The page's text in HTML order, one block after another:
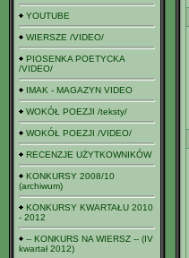
YOUTUBE
WIERSZE /VIDEO/
PIOSENKA POETYCKA
/VIDEO/
IMAK - MAGAZYN VIDEO
WOKÓŁ POEZJI /teksty/
WOKÓŁ POEZJI /VIDEO/
RECENZJE UŻYTKOWNIKÓW
KONKURSY 2008/10
(archiwum)
KONKURSY KWARTAŁU 2010
- 2012
-- KONKURS NA WIERSZ -- (IV
kwartał 2012)